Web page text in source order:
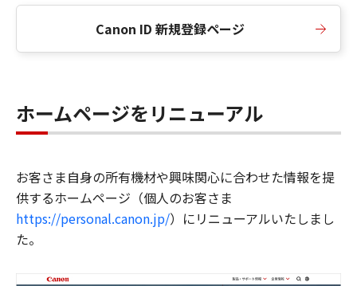
Canon ID 新規登録ページ
ホームページをリニューアル
お客さま自身の所有機材や興味関心に合わせた情報を提
供するホームページ（個人のお客さま
https://personal.canon.jp/）にリニューアルいたしまし
た。